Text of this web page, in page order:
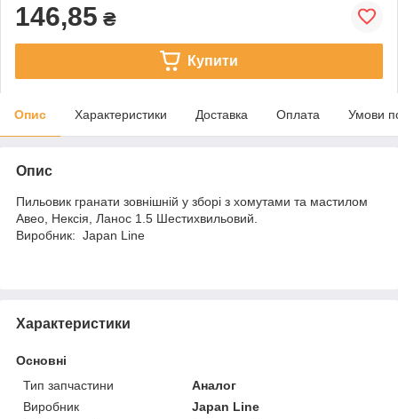
146,85 ₴
Купити
Опис Характеристики Доставка Оплата Умови
Опис
Пильовик гранати зовнішній у зборі з хомутами та мастилом
Авео, Нексія, Ланос 1.5 Шестихвильовий.
Виробник: Japan Line
Характеристики
Основні
Тип запчастини
Аналог
Виробник
Japan Line